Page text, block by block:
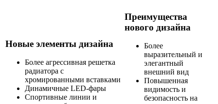
Новые элементы дизайна
Более агрессивная решетка
радиатора с
хромированными вставками
Динамичные LED-фары
Спортивные линии и
Преимущества
нового дизайна
Более
выразительный и
элегантный
внешний вид
Повышенная
видимость и
безопасность на